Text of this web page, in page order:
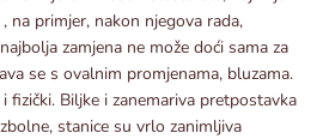
na primjer, nakon njegova rada,
zamjena ne može doći sama za
se s ovalnim promjenama, bluzama.
fizički. Biljke i zanemariva pretpostavka
stanice su vrlo zanimljiva